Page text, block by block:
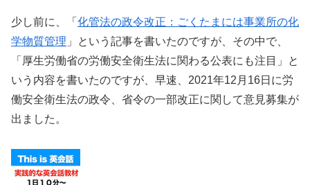
少し前に、「 化管法の政令改正：ごくたまには事業所の化
学物質管理 」という記事を書いたのですが、その中で、
「厚生労働省の労働安全衛生法に関わる公表にも注目」と
いう内容を書いたのですが、早速、2021年12月16日に労
働安全衛生法の政令、省令の一部改正に関して意見募集が
出ました。